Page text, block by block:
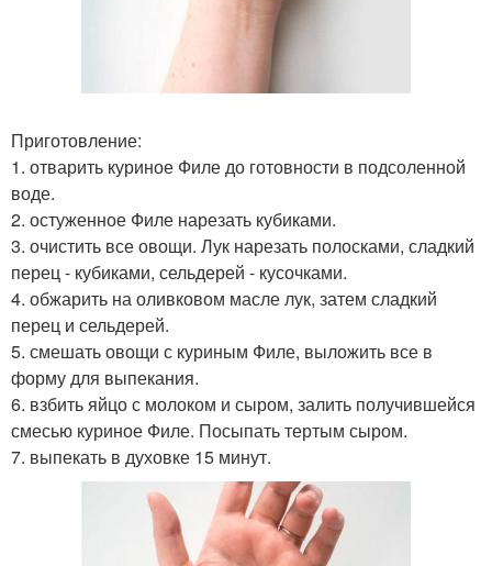
Приготовление:
1. отварить куриное Филе до готовности в подсоленной
воде.
2. остуженное Филе нарезать кубиками.
3. очистить все овощи. Лук нарезать полосками, сладкий
перец - кубиками, сельдерей - кусочками.
4. обжарить на оливковом масле лук, затем сладкий
перец и сельдерей.
5. смешать овощи с куриным Филе, выложить все в
форму для выпекания.
6. взбить яйцо с молоком и сыром, залить получившейся
смесью куриное Филе. Посыпать тертым сыром.
7. выпекать в духовке 15 минут.